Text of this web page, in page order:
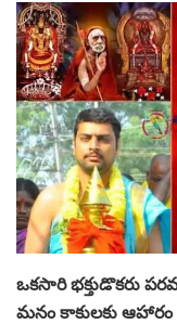
ఒకసారి
మనం కాకులకు ఆహారం